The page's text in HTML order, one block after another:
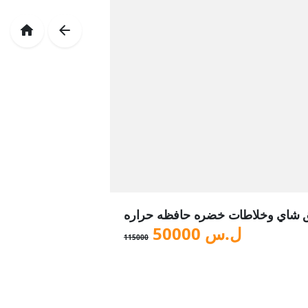
شاي وخلاطات خضره حافظه حراره
ل.س 50000
115000